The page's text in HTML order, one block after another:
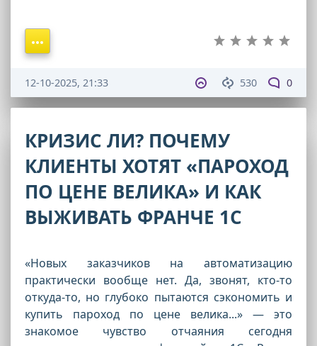
530 0
12-10-2025, 21:33
КРИЗИС ЛИ? ПОЧЕМУ
КЛИЕНТЫ ХОТЯТ «ПАРОХОД
ПО ЦЕНЕ ВЕЛИКА» И КАК
ВЫЖИВАТЬ ФРАНЧЕ 1С
«Новых заказчиков на автоматизацию
практически вообще нет. Да, звонят, кто-то
откуда-то, но глубоко пытаются сэкономить и
купить пароход по цене велика...» — это
знакомое чувство отчаяния сегодня